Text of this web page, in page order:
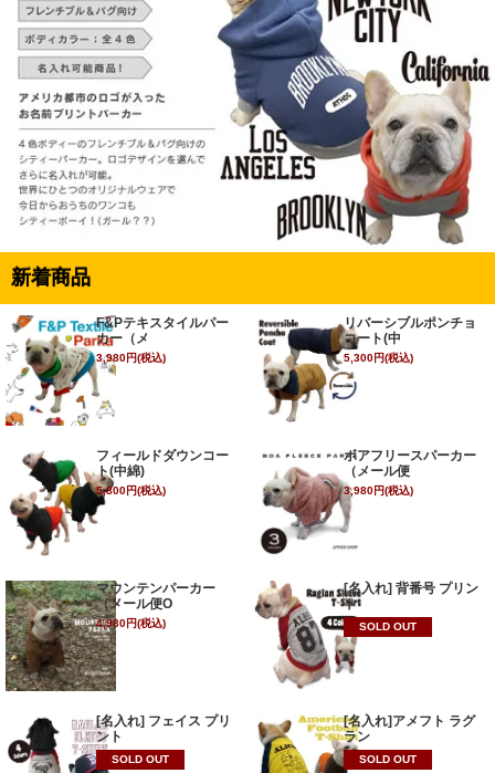
新着商品
F&Pテキスタイルパー
カー（メ
3,980円(税込)
リバーシブルポンチョ
コート(中
5,300円(税込)
フィールドダウンコー
ト(中綿)
5,800円(税込)
ボアフリースパーカー
（メール便
3,980円(税込)
マウンテンパーカー
（メール便O
4,980円(税込)
[名入れ] 背番号 プリン
ト
SOLD OUT
[名入れ] フェイス プリ
ント
SOLD OUT
[名入れ]アメフト ラグ
ラン
SOLD OUT